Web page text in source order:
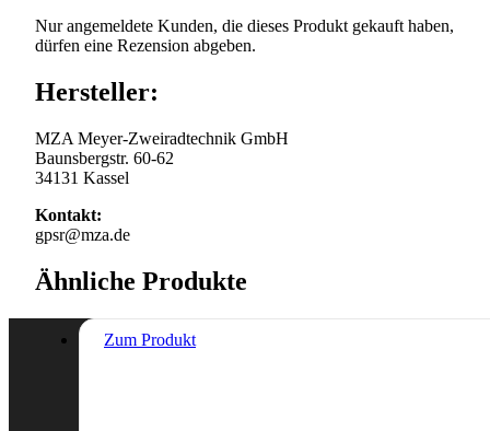
Nur angemeldete Kunden, die dieses Produkt gekauft haben,
dürfen eine Rezension abgeben.
Hersteller:
MZA Meyer-Zweiradtechnik GmbH
Baunsbergstr. 60-62
34131 Kassel
Kontakt:
gpsr@mza.de
Ähnliche Produkte
Zum Produkt